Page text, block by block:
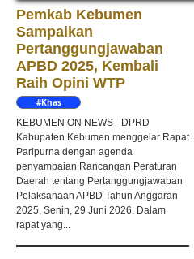
Pemkab Kebumen
Sampaikan
Pertanggungjawaban
APBD 2025, Kembali
Raih Opini WTP
#Khas
KEBUMEN ON NEWS - DPRD
Kabupaten Kebumen menggelar Rapat
Paripurna dengan agenda
penyampaian Rancangan Peraturan
Daerah tentang Pertanggungjawaban
Pelaksanaan APBD Tahun Anggaran
2025, Senin, 29 Juni 2026. Dalam
rapat yang...